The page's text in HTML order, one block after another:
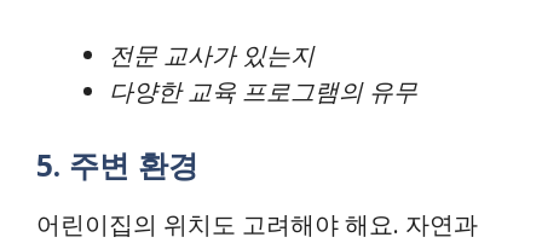
전문 교사가 있는지
다양한 교육 프로그램의 유무
5. 주변 환경
어린이집의 위치도 고려해야 해요. 자연과